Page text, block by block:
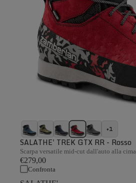
+1
SALATHE' TREK GTX RR - Rosso
Scarpa versatile mid-cut dall'auto alla cima
€279,00
Confronta